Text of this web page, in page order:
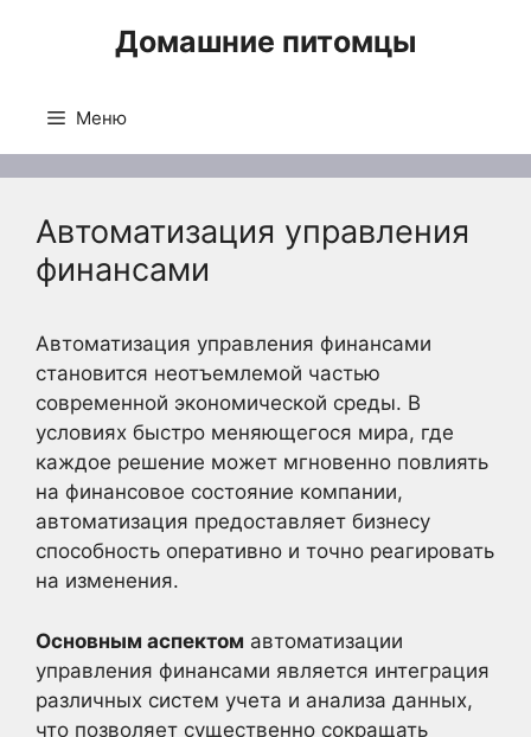
Домашние питомцы
Меню
Автоматизация управления
финансами
Автоматизация управления финансами
становится неотъемлемой частью
современной экономической среды. В
условиях быстро меняющегося мира, где
каждое решение может мгновенно повлиять
на финансовое состояние компании,
автоматизация предоставляет бизнесу
способность оперативно и точно реагировать
на изменения.
Основным аспектом автоматизации
управления финансами является интеграция
различных систем учета и анализа данных,
что позволяет существенно сокращать